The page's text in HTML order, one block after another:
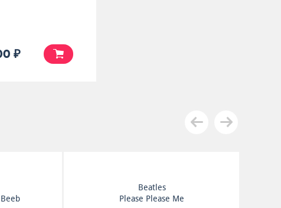
₽
Beatles
Please Please Me